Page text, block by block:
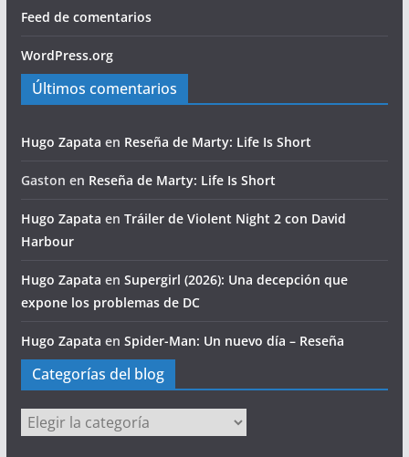
Feed de comentarios
WordPress.org
Últimos comentarios
Hugo Zapata en Reseña de Marty: Life Is Short
Gaston en Reseña de Marty: Life Is Short
Hugo Zapata en Tráiler de Violent Night 2 con David
Harbour
Hugo Zapata en Supergirl (2026): Una decepción que
expone los problemas de DC
Hugo Zapata en Spider-Man: Un nuevo día – Reseña
Categorías del blog
Categorías
del